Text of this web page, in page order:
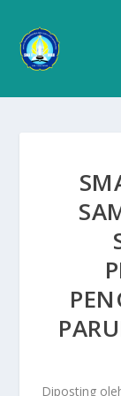
Diposting